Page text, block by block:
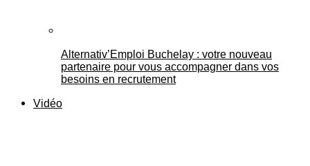
Alternativ’Emploi Buchelay : votre nouveau
partenaire pour vous accompagner dans vos
besoins en recrutement
Vidéo